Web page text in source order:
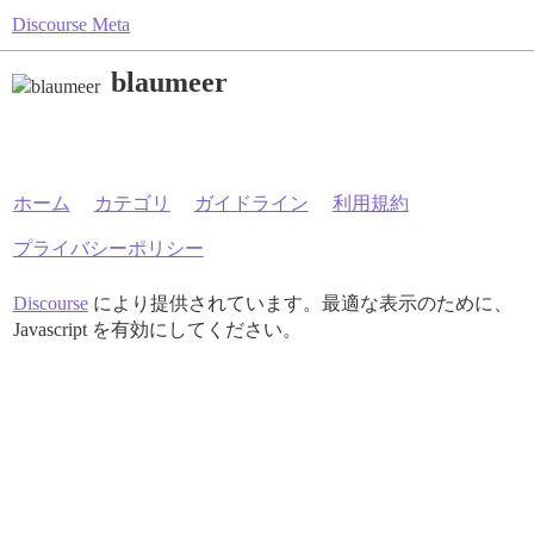
Discourse Meta
blaumeer
ホーム カテゴリ ガイドライン 利用規約
プライバシーポリシー
Discourseにより提供されています。最適な表示のために、
Javascript を有効にしてください。